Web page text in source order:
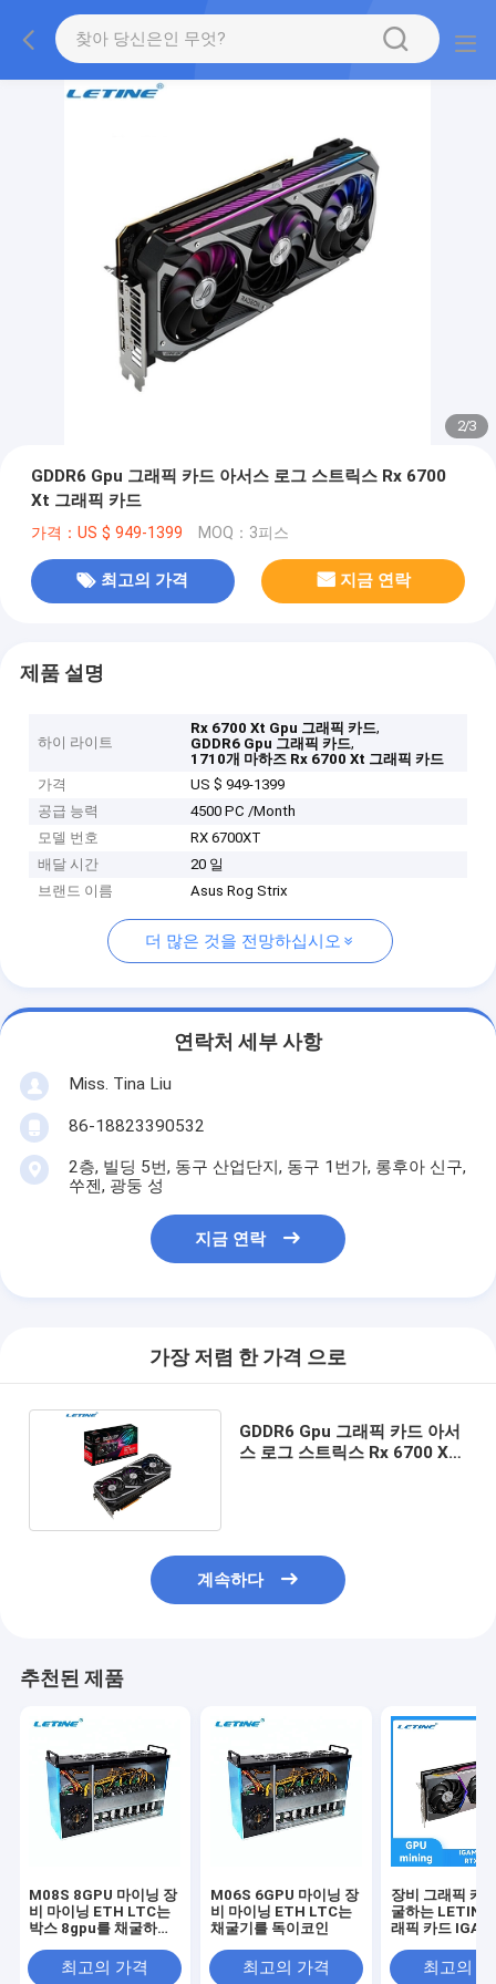
2/3
GDDR6 Gpu 그래픽 카드 아서스 로그 스트릭스 Rx 6700
Xt 그래픽 카드
가격：US $ 949-1399 MOQ：3피스
최고의 가격 지금 연락
제품 설명
하이 라이트
Rx 6700 Xt Gpu 그래픽 카드,
GDDR6 Gpu 그래픽 카드,
1710개 마하즈 Rx 6700 Xt 그래픽 카드
가격
US $ 949-1399
공급 능력
4500 PC /Month
모델 번호
RX 6700XT
배달 시간
20 일
브랜드 이름
Asus Rog Strix
더 많은 것을 전망하십시오
연락처 세부 사항
Miss. Tina Liu
86-18823390532
2층, 빌딩 5번, 동구 산업단지, 동구 1번가, 롱후아 신구,
쑤젠, 광둥 성
지금 연락
가장 저렴 한 가격 으로
GDDR6 Gpu 그래픽 카드 아서
스 로그 스트릭스 Rx 6700 Xt
계속하다
추천된 제품
M08S 8GPU 마이닝 장
비 마이닝 ETH LTC는
박스 8gpu를 채굴하는
최고의 가격
M06S 6GPU 마이닝 장
비 마이닝 ETH LTC는
채굴기를 독이코인
최고의 가격
장비 그래픽 카
굴하는 LETINE
래픽 카드
LTC 등최고의